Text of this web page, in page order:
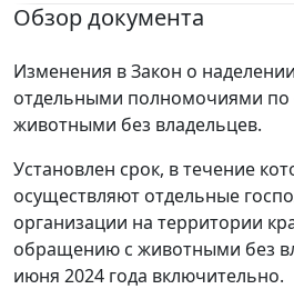
Обзор документа
Изменения в Закон о
отдельными полномочиями
животными без владельцев.
Установлен срок, в течение
осуществляют отдельные
организации на территории
обращению с животными без
июня 2024 года включительно.